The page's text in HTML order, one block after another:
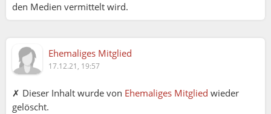
den Medien vermittelt wird.
Ehemaliges Mitglied
17.12.21, 19:57
✗ Dieser Inhalt wurde von Ehemaliges Mitglied wieder
gelöscht.
Michael (17.12.2021 19:40):